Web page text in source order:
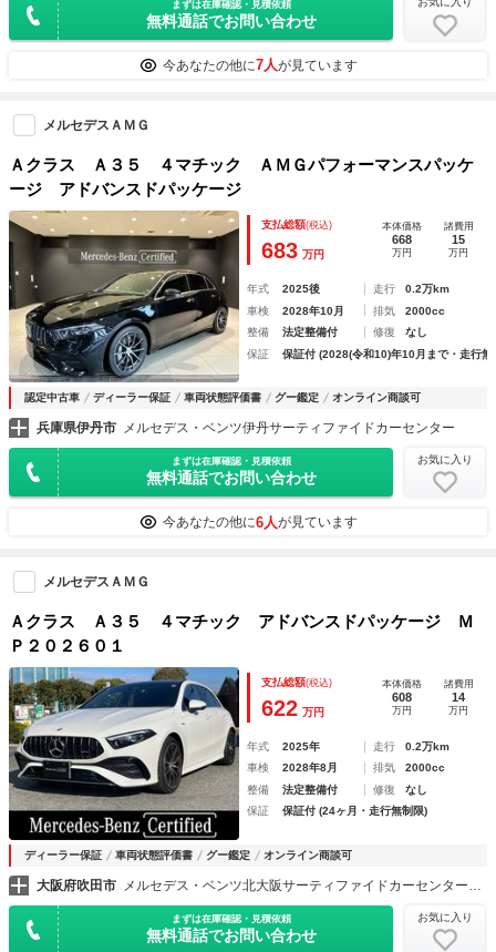
まずは在庫確認・見積依頼
無料通話でお問い合わせ
今あなたの他に7人が見ています
メルセデスＡＭＧ
Ａクラス Ａ３５ ４マチック ＡＭＧパフォーマンスパッケ
ージ アドバンスドパッケージ
支払総額(税込)
683 万円
本体価格
668
万円
諸費用
15
万円
年式 2025後 走行
0.2万km
車検
2028年10月 排気
2000cc
整備
法定整備付 修復
なし
保証
保証付 (2028(令和10)年10月まで・走行無
認定中古車 ディーラー保証 車両状態評価書 グー鑑定 オンライン商談可
兵庫県伊丹市 メルセデス・ベンツ伊丹サーティファイドカーセンター
まずは在庫確認・見積依頼
無料通話でお問い合わせ
お気に入り
今あなたの他に6人が見ています
メルセデスＡＭＧ
Ａクラス Ａ３５ ４マチック アドバンスドパッケージ Ｍ
Ｐ２０２６０１
支払総額(税込)
622 万円
本体価格
608
万円
諸費用
14
万円
年式 2025年 走行
0.2万km
車検
2028年8月 排気
2000cc
整備
法定整備付 修復
なし
保証
保証付 (24ヶ月・走行無制限)
ディーラー保証 車両状態評価書 グー鑑定 オンライン商談可
大阪府吹田市 メルセデス・ベンツ北大阪サーティファイドカーセンター 株式会社シュテルン天王寺
まずは在庫確認・見積依頼
無料通話でお問い合わせ
お気に入り